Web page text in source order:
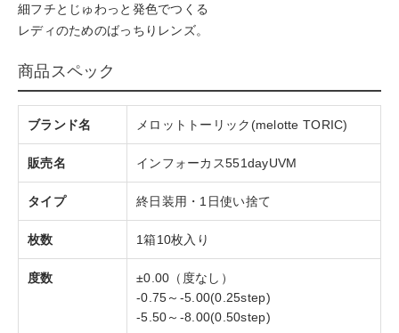
細フチとじゅわっと発色でつくる
レディのためのばっちりレンズ。
商品スペック
ブランド名 メロットトーリック(melotte TORIC)
販売名 インフォーカス551dayUVM
タイプ 終日装用・1日使い捨て
枚数 1箱10枚入り
度数
±0.00（度なし）
-0.75～-5.00(0.25step)
-5.50～-8.00(0.50step)